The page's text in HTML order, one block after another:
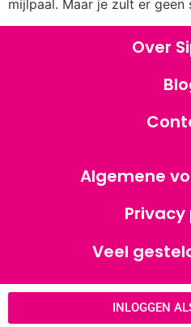
mijlpaal. Maar je zult er
Over
Algemene
Veel
INLOGGEN